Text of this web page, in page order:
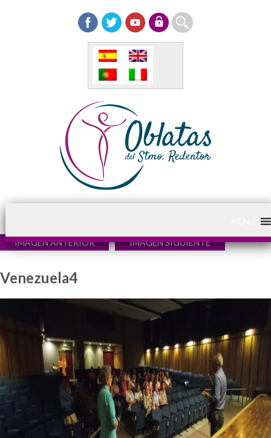
IMAGEN ANTERIOR IMAGEN SIGUIENTE
Venezuela4